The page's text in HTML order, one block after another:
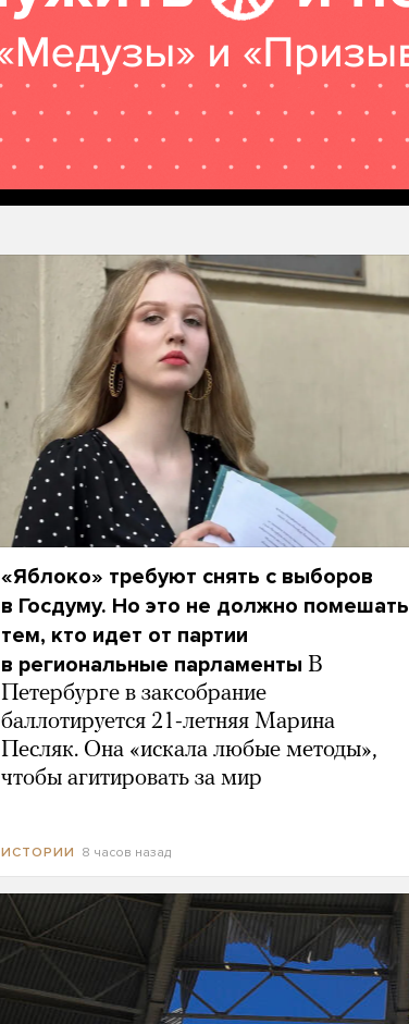
«Яблоко» требуют снять с выборов
в Госдуму. Но это не должно помешать
тем, кто идет от партии
в региональные парламенты В
Петербурге в заксобрание
баллотируется 21-летняя Марина
Песляк. Она «искала любые методы»,
чтобы агитировать за мир
ИСТОРИИ 8 часов назад